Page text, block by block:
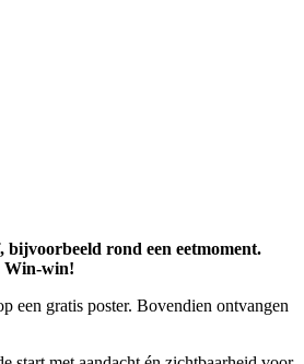
bijvoorbeeld rond een eetmoment.
Win-win!
een gratis poster. Bovendien ontvangen